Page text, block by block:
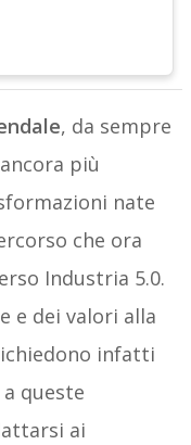
, da sempre
più
nate
che ora
Industria 5.0.
e dei valori alla
infatti
queste
ai